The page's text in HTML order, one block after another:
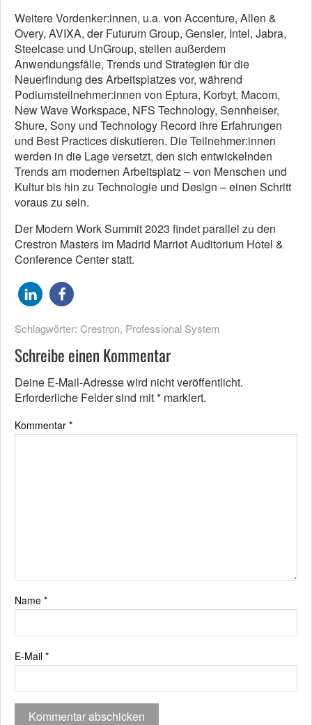
Weitere Vordenker:innen, u.a. von Accenture, Allen &
Overy, AVIXA, der Futurum Group, Gensler, Intel, Jabra,
Steelcase und UnGroup, stellen außerdem
Anwendungsfälle, Trends und Strategien für die
Neuerfindung des Arbeitsplatzes vor, während
Podiumsteilnehmer:innen von Eptura, Korbyt, Macom,
New Wave Workspace, NFS Technology, Sennheiser,
Shure, Sony und Technology Record ihre Erfahrungen
und Best Practices diskutieren. Die Teilnehmer:innen
werden in die Lage versetzt, den sich entwickelnden
Trends am modernen Arbeitsplatz – von Menschen und
Kultur bis hin zu Technologie und Design – einen Schritt
voraus zu sein.
Der Modern Work Summit 2023 findet parallel zu den
Crestron Masters im Madrid Marriot Auditorium Hotel &
Conference Center statt.
Schlagwörter: Crestron, Professional System
Schreibe einen Kommentar
Deine E-Mail-Adresse wird nicht veröffentlicht.
Erforderliche Felder sind mit* markiert.
Kommentar *
Name *
E-Mail *